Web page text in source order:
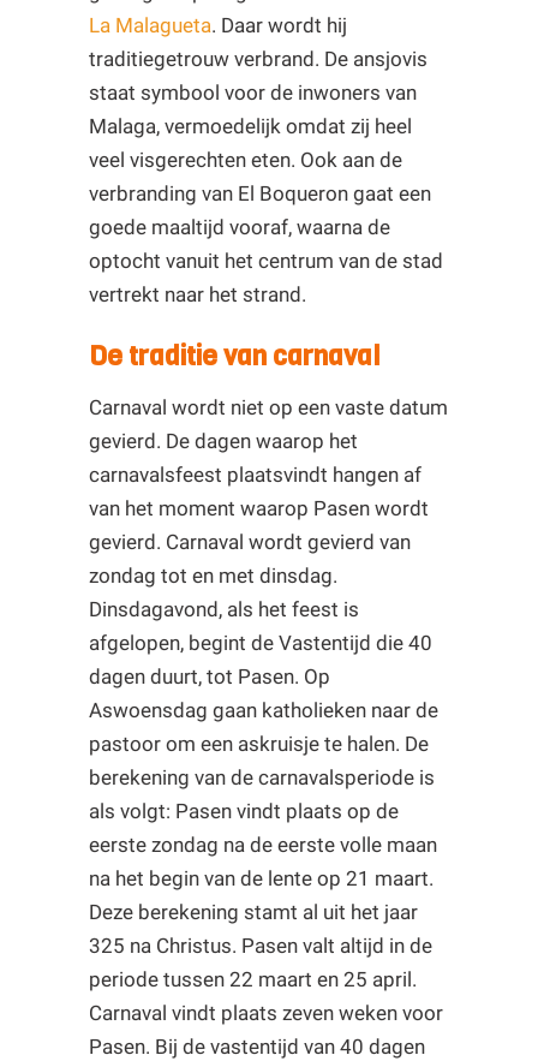
La Malagueta. Daar wordt hij
traditiegetrouw verbrand. De ansjovis
staat symbool voor de inwoners van
Malaga, vermoedelijk omdat zij heel
veel visgerechten eten. Ook aan de
verbranding van El Boqueron gaat een
goede maaltijd vooraf, waarna de
optocht vanuit het centrum van de stad
vertrekt naar het strand.
De traditie van carnaval
Carnaval wordt niet op een vaste datum
gevierd. De dagen waarop het
carnavalsfeest plaatsvindt hangen af
van het moment waarop Pasen wordt
gevierd. Carnaval wordt gevierd van
zondag tot en met dinsdag.
Dinsdagavond, als het feest is
afgelopen, begint de Vastentijd die 40
dagen duurt, tot Pasen. Op
Aswoensdag gaan katholieken naar de
pastoor om een askruisje te halen. De
berekening van de carnavalsperiode is
als volgt: Pasen vindt plaats op de
eerste zondag na de eerste volle maan
na het begin van de lente op 21 maart.
Deze berekening stamt al uit het jaar
325 na Christus. Pasen valt altijd in de
periode tussen 22 maart en 25 april.
Carnaval vindt plaats zeven weken voor
Pasen. Bij de vastentijd van 40 dagen